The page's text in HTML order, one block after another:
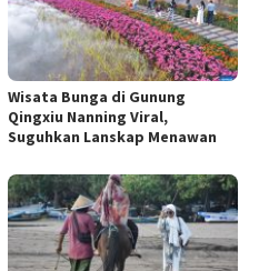
Wisata Bunga di Gunung
Qingxiu Nanning Viral,
Suguhkan Lanskap Menawan